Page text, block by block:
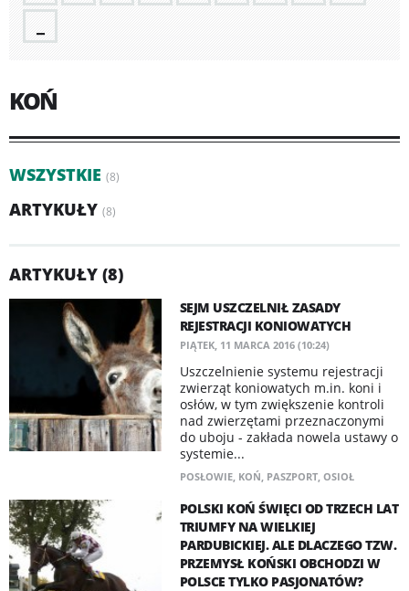
KOŃ
WSZYSTKIE (8)
ARTYKUŁY (8)
ARTYKUŁY (8)
SEJM USZCZELNIŁ ZASADY
REJESTRACJI KONIOWATYCH
PIĄTEK, 11 MARCA 2016 (10:24)
Uszczelnienie systemu rejestracji
zwierząt koniowatych m.in. koni i
osłów, w tym zwiększenie kontroli
nad zwierzętami przeznaczonymi
do uboju - zakłada nowela ustawy o
systemie...
POSŁOWIE, KOŃ, PASZPORT, OSIOŁ
POLSKI KOŃ ŚWIĘCI OD TRZECH LAT
TRIUMFY NA WIELKIEJ
PARDUBICKIEJ. ALE DLACZEGO TZW.
PRZEMYSŁ KOŃSKI OBCHODZI W
POLSCE TYLKO PASJONATÓW?